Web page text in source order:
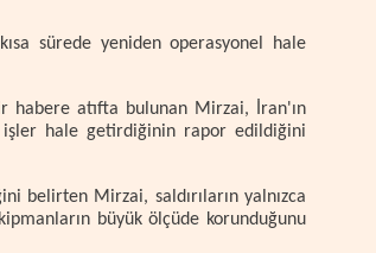
sürede yeniden operasyonel hale
habere atıfta bulunan Mirzai, İran'ın
işler hale getirdiğinin rapor edildiğini
belirten Mirzai, saldırıların yalnızca
büyük ölçüde korunduğunu